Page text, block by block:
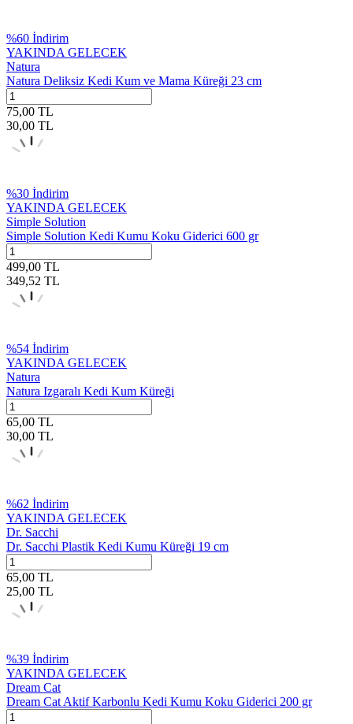
%60 İndirim
YAKINDA GELECEK
Natura
Natura Deliksiz Kedi Kum ve Mama Küreği 23 cm
75,00 TL
30,00 TL
%30 İndirim
YAKINDA GELECEK
Simple Solution
Simple Solution Kedi Kumu Koku Giderici 600 gr
499,00 TL
349,52 TL
%54 İndirim
YAKINDA GELECEK
Natura
Natura Izgaralı Kedi Kum Küreği
65,00 TL
30,00 TL
%62 İndirim
YAKINDA GELECEK
Dr. Sacchi
Dr. Sacchi Plastik Kedi Kumu Küreği 19 cm
65,00 TL
25,00 TL
%39 İndirim
YAKINDA GELECEK
Dream Cat
Dream Cat Aktif Karbonlu Kedi Kumu Koku Giderici 200 gr